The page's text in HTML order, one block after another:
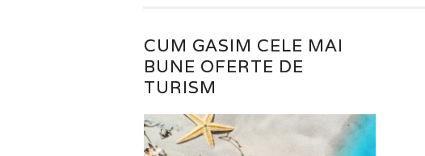
CUM GASIM CELE MAI
BUNE OFERTE DE
TURISM